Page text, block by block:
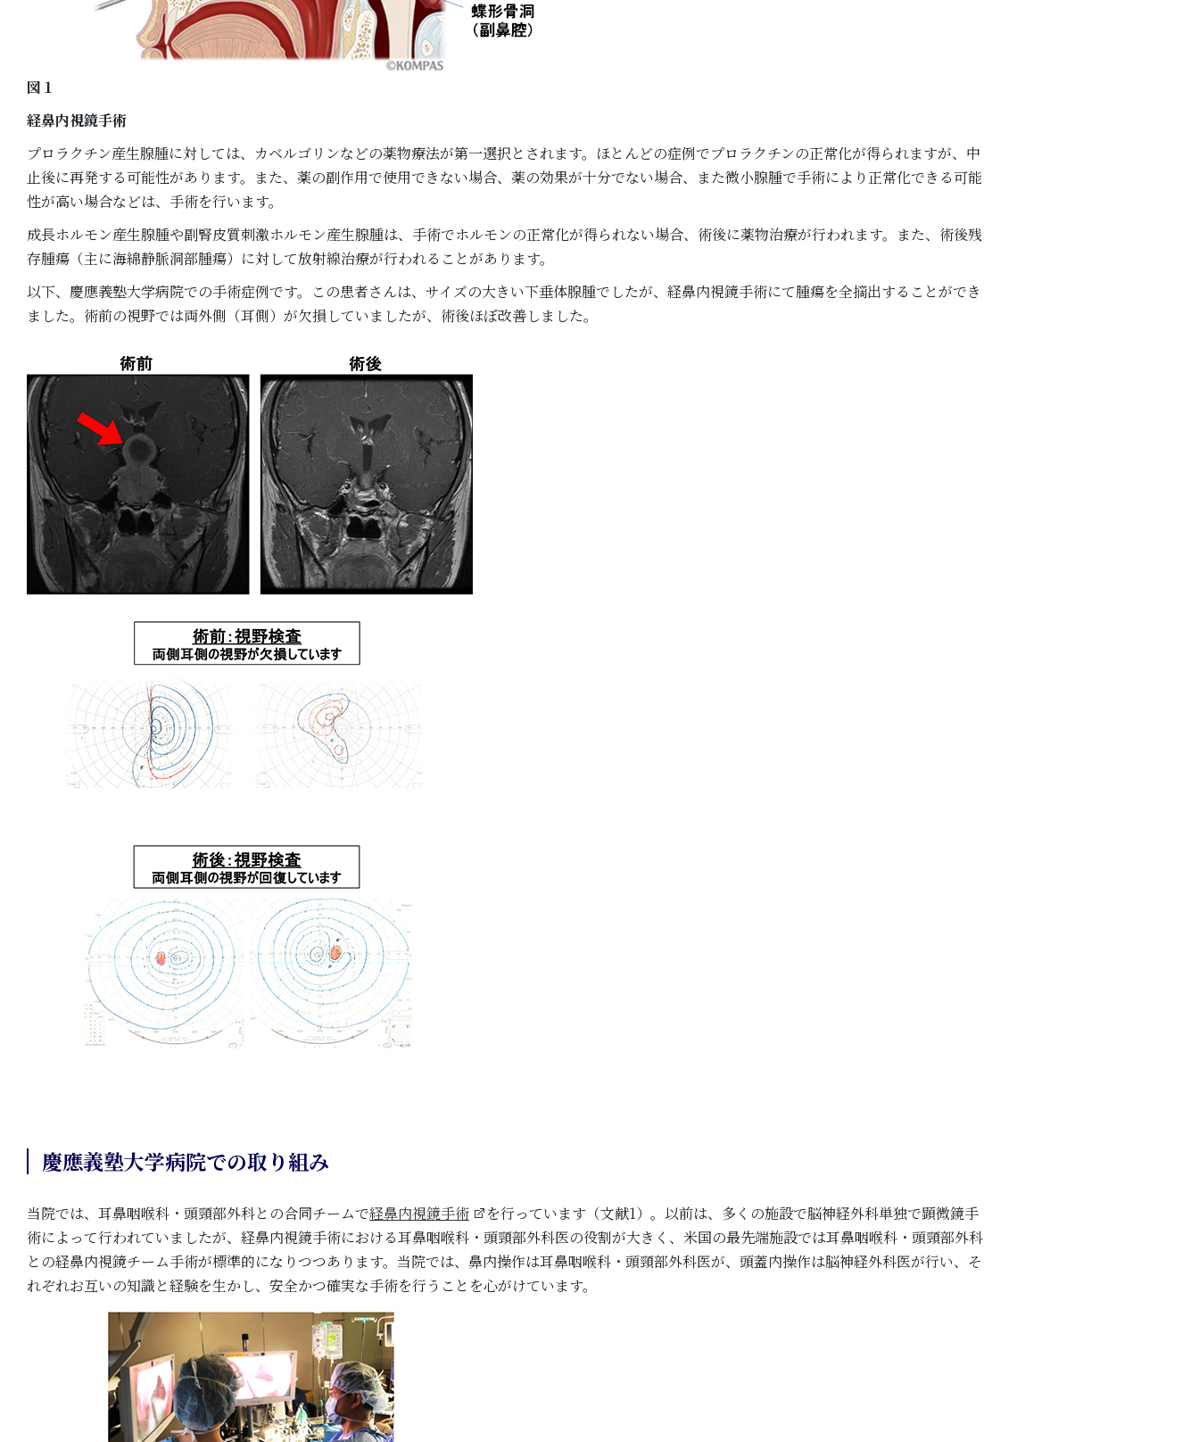
図１
経鼻内視鏡手術
プロラクチン産生腺腫に対しては、カベルゴリンなどの薬物療法が第一選択とされます。ほとんどの症例でプロラクチンの正常化が得られますが、中
止後に再発する可能性があります。また、薬の副作用で使用できない場合、薬の効果が十分でない場合、また微小腺腫で手術により正常化できる可能
性が高い場合などは、手術を行います。
成長ホルモン産生腺腫や副腎皮質刺激ホルモン産生腺腫は、手術でホルモンの正常化が得られない場合、術後に薬物治療が行われます。また、術後残
存腫瘍（主に海綿静脈洞部腫瘍）に対して放射線治療が行われることがあります。
以下、慶應義塾大学病院での手術症例です。この患者さんは、サイズの大きい下垂体腺腫でしたが、経鼻内視鏡手術にて腫瘍を全摘出することができ
ました。術前の視野では両外側（耳側）が欠損していましたが、術後ほぼ改善しました。
慶應義塾大学病院での取り組み
当院では、耳鼻咽喉科・頭頸部外科との合同チームで経鼻内視鏡手術
を行っています（文献1）。以前は、多くの施設で脳神経外科単独で顕微鏡手
術によって行われていましたが、経鼻内視鏡手術における耳鼻咽喉科・頭頸部外科医の役割が大きく、米国の最先端施設では耳鼻咽喉科・頭頸部外科
との経鼻内視鏡チーム手術が標準的になりつつあります。当院では、鼻内操作は耳鼻咽喉科・頭頸部外科医が、頭蓋内操作は脳神経外科医が行い、そ
れぞれお互いの知識と経験を生かし、安全かつ確実な手術を行うことを心がけています。